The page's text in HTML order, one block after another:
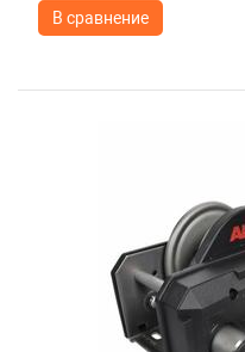
В сравнение